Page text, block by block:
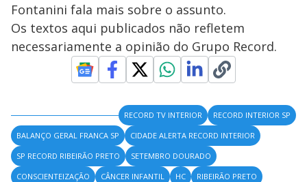
Fontanini fala mais sobre o assunto.
Os textos aqui publicados não refletem
necessariamente a opinião do Grupo Record.
RECORD TV INTERIOR
RECORD INTERIOR SP
BALANÇO GERAL FRANCA SP
CIDADE ALERTA RECORD INTERIOR
SP RECORD RIBEIRÃO PRETO
SETEMBRO DOURADO
CONSCIENTEIZAÇÃO
CÂNCER INFANTIL HC RIBEIRÃO PRETO